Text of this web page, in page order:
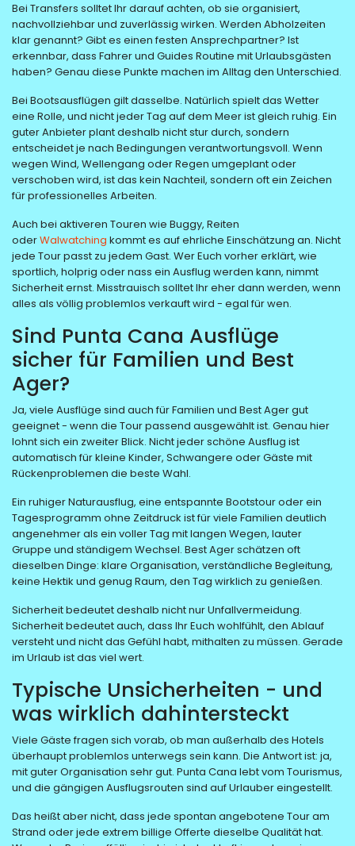
Bei Transfers solltet Ihr darauf achten, ob sie organisiert,
nachvollziehbar und zuverlässig wirken. Werden Abholzeiten
klar genannt? Gibt es einen festen Ansprechpartner? Ist
erkennbar, dass Fahrer und Guides Routine mit Urlaubsgästen
haben? Genau diese Punkte machen im Alltag den Unterschied.
Bei Bootsausflügen gilt dasselbe. Natürlich spielt das Wetter
eine Rolle, und nicht jeder Tag auf dem Meer ist gleich ruhig. Ein
guter Anbieter plant deshalb nicht stur durch, sondern
entscheidet je nach Bedingungen verantwortungsvoll. Wenn
wegen Wind, Wellengang oder Regen umgeplant oder
verschoben wird, ist das kein Nachteil, sondern oft ein Zeichen
für professionelles Arbeiten.
Auch bei aktiveren Touren wie Buggy, Reiten
oderWalwatching kommt es auf ehrliche Einschätzung an. Nicht
jede Tour passt zu jedem Gast. Wer Euch vorher erklärt, wie
sportlich, holprig oder nass ein Ausflug werden kann, nimmt
Sicherheit ernst. Misstrauisch solltet Ihr eher dann werden, wenn
alles als völlig problemlos verkauft wird - egal für wen.
Sind Punta Cana Ausflüge
sicher für Familien und Best
Ager?
Ja, viele Ausflüge sind auch für Familien und Best Ager gut
geeignet - wenn die Tour passend ausgewählt ist. Genau hier
lohnt sich ein zweiter Blick. Nicht jeder schöne Ausflug ist
automatisch für kleine Kinder, Schwangere oder Gäste mit
Rückenproblemen die beste Wahl.
Ein ruhiger Naturausflug, eine entspannte Bootstour oder ein
Tagesprogramm ohne Zeitdruck ist für viele Familien deutlich
angenehmer als ein voller Tag mit langen Wegen, lauter
Gruppe und ständigem Wechsel. Best Ager schätzen oft
dieselben Dinge: klare Organisation, verständliche Begleitung,
keine Hektik und genug Raum, den Tag wirklich zu genießen.
Sicherheit bedeutet deshalb nicht nur Unfallvermeidung.
Sicherheit bedeutet auch, dass Ihr Euch wohlfühlt, den Ablauf
versteht und nicht das Gefühl habt, mithalten zu müssen. Gerade
im Urlaub ist das viel wert.
Typische Unsicherheiten - und
was wirklich dahintersteckt
Viele Gäste fragen sich vorab, ob man außerhalb des Hotels
überhaupt problemlos unterwegs sein kann. Die Antwort ist: ja,
mit guter Organisation sehr gut. Punta Cana lebt vom Tourismus,
und die gängigen Ausflugsrouten sind auf Urlauber eingestellt.
Das heißt aber nicht, dass jede spontan angebotene Tour am
Strand oder jede extrem billige Offerte dieselbe Qualität hat.